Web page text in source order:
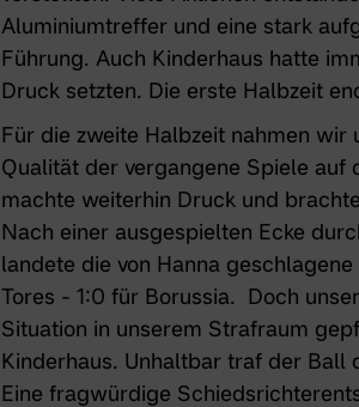
Aluminiumtreffer und eine stark
Führung. Auch Kinderhaus hatte
Druck setzten. Die erste Halbzeit
Für die zweite Halbzeit nahmen wir
Qualität der vergangene Spiele auf
machte weiterhin Druck und
Nach einer ausgespielten Ecke
landete die von Hanna
Tores - 1:0 für Borussia. Doch
Situation in unserem Strafraum
Kinderhaus. Unhaltbar traf der Ball
Eine fragwürdige